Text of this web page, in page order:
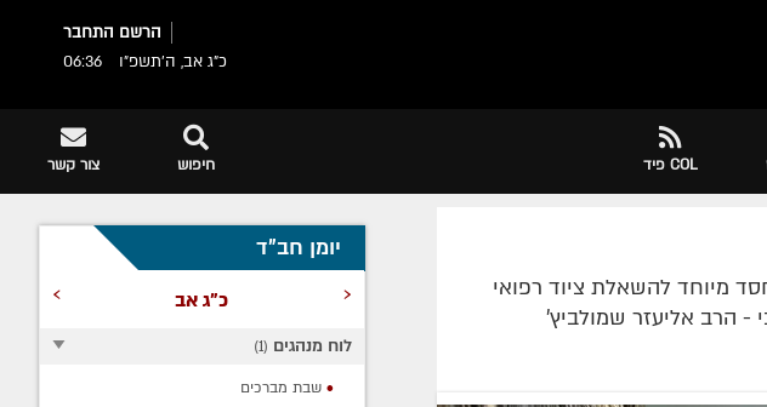
הרשם התחבר
כ"ג אב, ה׳תשפ״ו
06:36
COL פיד צור קשר חיפוש
מיוחד להשאלת ציוד רפואי
- הרב אליעזר שמולביץ'
יומן חב"ד
‹
› כ"ג אב
לוח מנהגים (
1
)
שבת מברכים